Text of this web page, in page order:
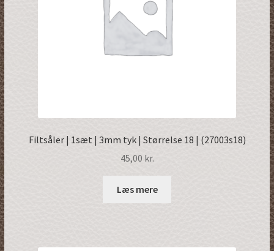
Filtsåler | 1sæt | 3mm tyk | Størrelse 18 | (27003s18)
45,00 kr.
Læs mere